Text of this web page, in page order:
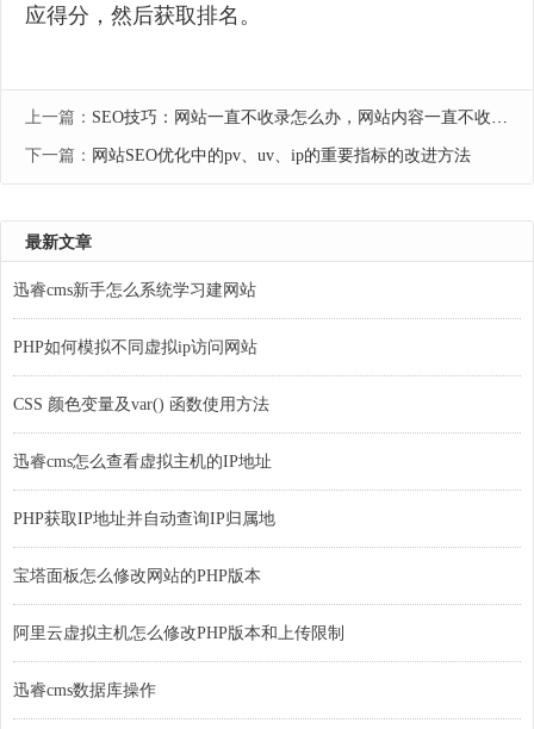
应得分，然后获取排名。
上一篇： SEO技巧：网站一直不收录怎么办，网站内容一直不收录解决方法
下一篇： 网站SEO优化中的pv、uv、ip的重要指标的改进方法
最新文章
迅睿cms新手怎么系统学习建网站
PHP如何模拟不同虚拟ip访问网站
CSS 颜色变量及var() 函数使用方法
迅睿cms怎么查看虚拟主机的IP地址
PHP获取IP地址并自动查询IP归属地
宝塔面板怎么修改网站的PHP版本
阿里云虚拟主机怎么修改PHP版本和上传限制
迅睿cms数据库操作